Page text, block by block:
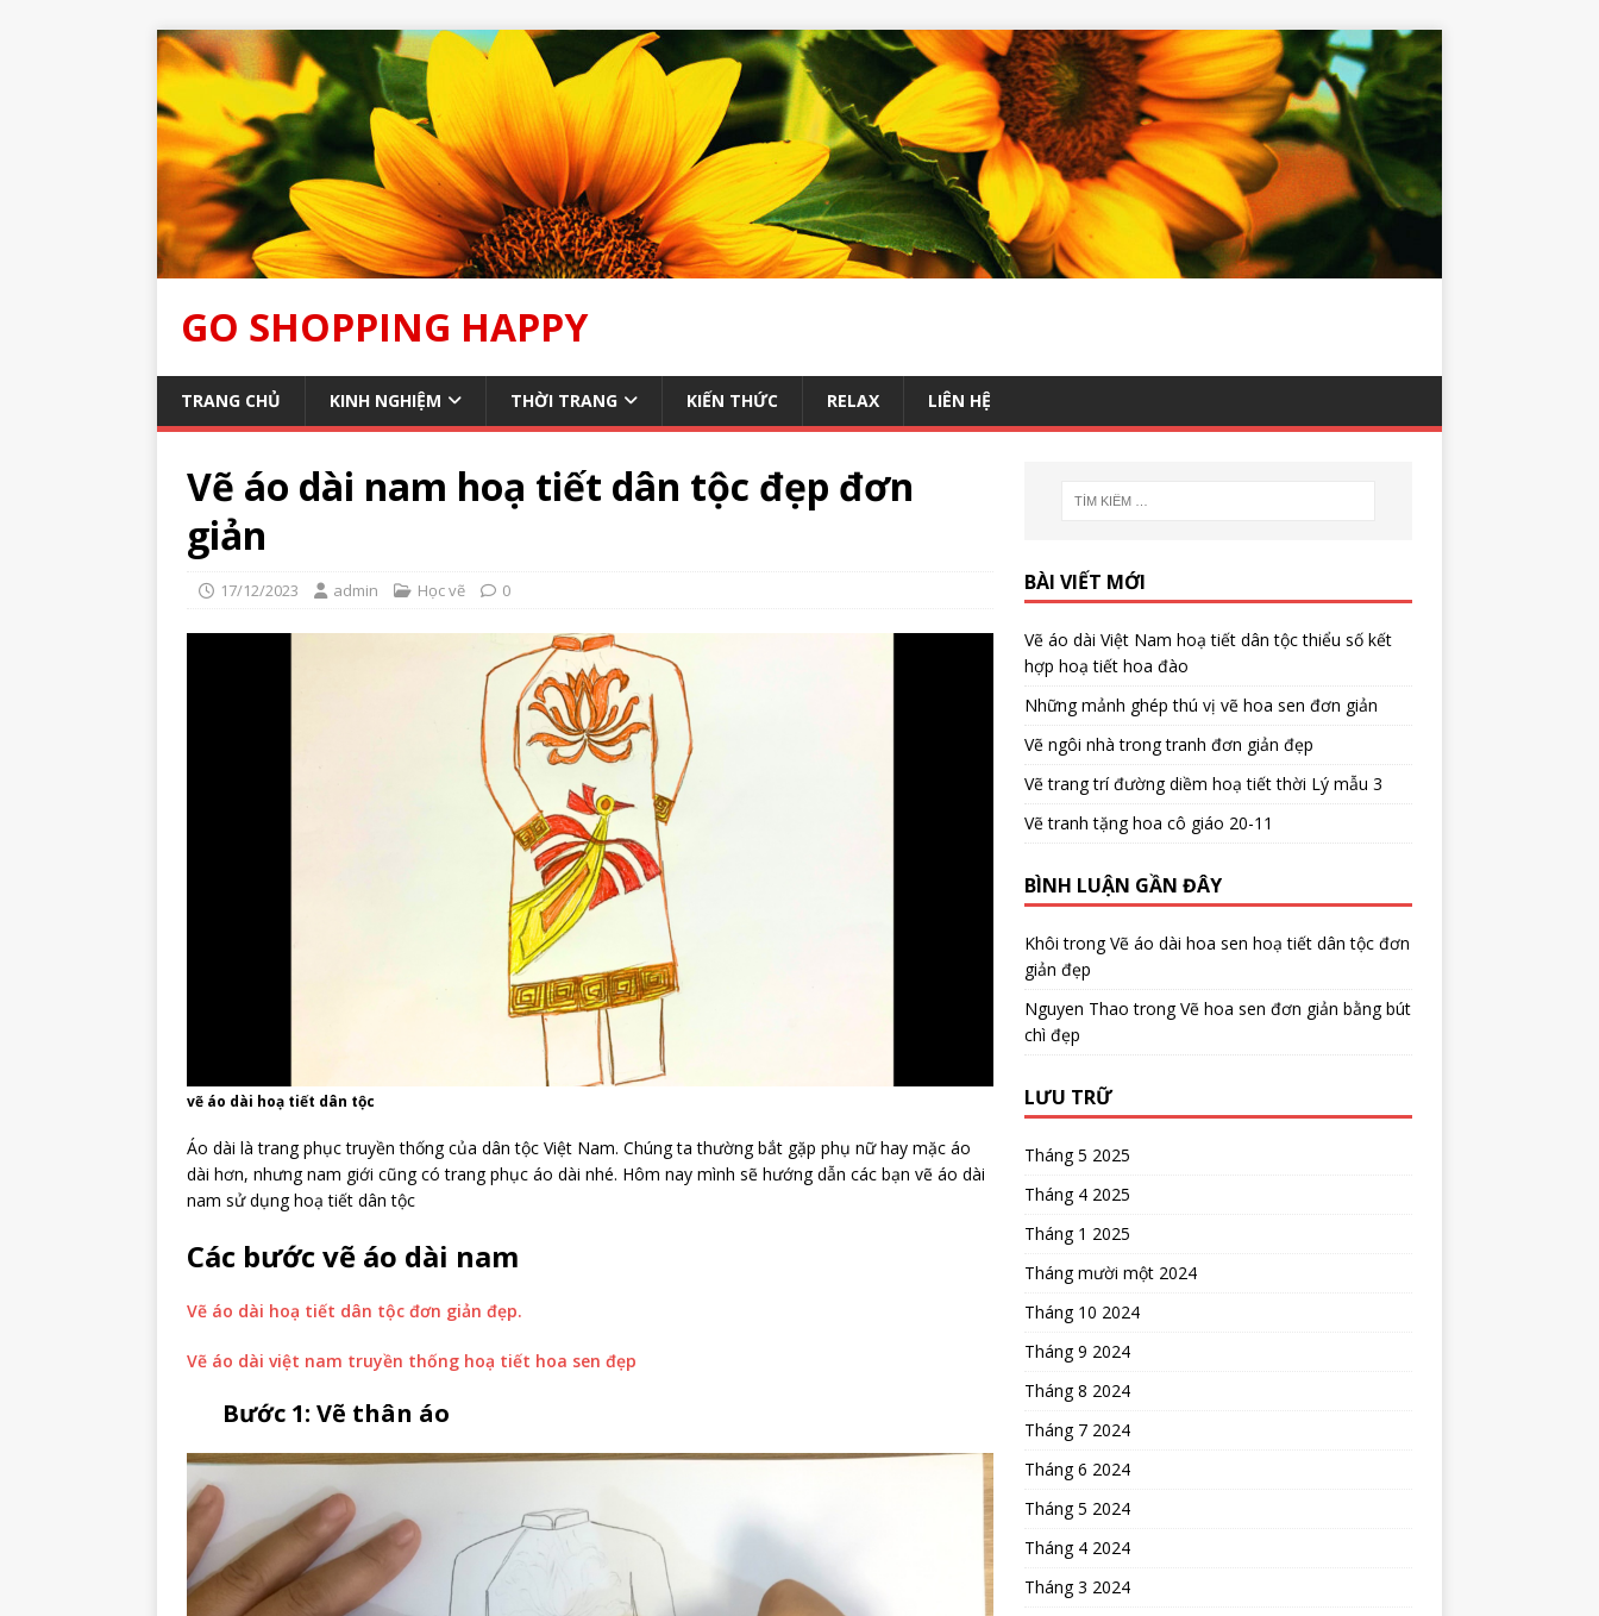
GO SHOPPING HAPPY
TRANG CHỦ KINH NGHIỆM THỜI TRANG KIẾN THỨC RELAX LIÊN HỆ
Vẽ áo dài nam hoạ tiết dân tộc đẹp đơn
giản
17/12/2023 admin Học vẽ 0
vẽ áo dài hoạ tiết dân tộc
Áo dài là trang phục truyền thống của dân tộc Việt Nam. Chúng ta thường bắt gặp phụ nữ hay mặc áo
dài hơn, nhưng nam giới cũng có trang phục áo dài nhé. Hôm nay mình sẽ hướng dẫn các bạn vẽ áo dài
nam sử dụng hoạ tiết dân tộc
Các bước vẽ áo dài nam
Vẽ áo dài hoạ tiết dân tộc đơn giản đẹp.
Vẽ áo dài việt nam truyền thống hoạ tiết hoa sen đẹp
Bước 1: Vẽ thân áo
BÀI VIẾT MỚI
Vẽ áo dài Việt Nam hoạ tiết dân tộc thiểu số kết
hợp hoạ tiết hoa đào
Những mảnh ghép thú vị vẽ hoa sen đơn giản
Vẽ ngôi nhà trong tranh đơn giản đẹp
Vẽ trang trí đường diềm hoạ tiết thời Lý mẫu 3
Vẽ tranh tặng hoa cô giáo 20-11
BÌNH LUẬN GẦN ĐÂY
Khôi trongVẽ áo dài hoa sen hoạ tiết dân tộc đơn
giản đẹp
Nguyen Thao trongVẽ hoa sen đơn giản bằng bút
chì đẹp
LƯU TRỮ
Tháng 5 2025
Tháng 4 2025
Tháng 1 2025
Tháng mười một 2024
Tháng 10 2024
Tháng 9 2024
Tháng 8 2024
Tháng 7 2024
Tháng 6 2024
Tháng 5 2024
Tháng 4 2024
Tháng 3 2024